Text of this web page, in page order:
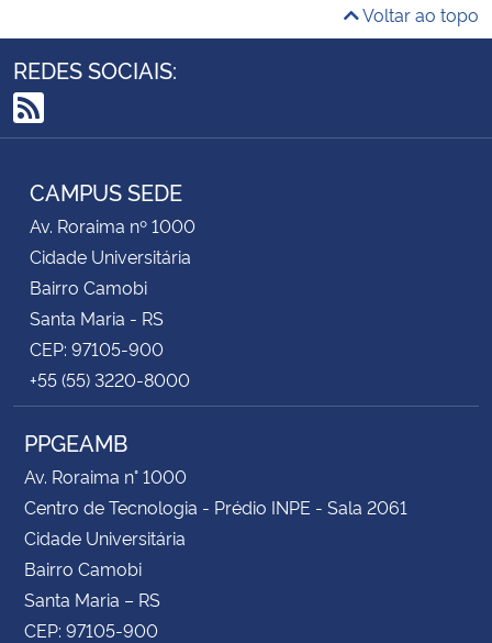
Voltar ao topo
REDES SOCIAIS:
RSS
CAMPUS SEDE
Av. Roraima nº 1000
Cidade Universitária
Bairro Camobi
Santa Maria - RS
CEP: 97105-900
+55 (55) 3220-8000
PPGEAMB
Av. Roraima n° 1000
Centro de Tecnologia - Prédio INPE - Sala 2061
Cidade Universitária
Bairro Camobi
Santa Maria – RS
CEP: 97105-900